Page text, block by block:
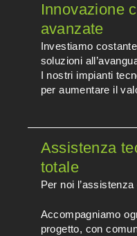
Innovazione
avanzate
Investiamo
soluzioni
I nostri impianti
per aumentare il
Assistenza
totale
Per noi
Accompagniamo
progetto, con